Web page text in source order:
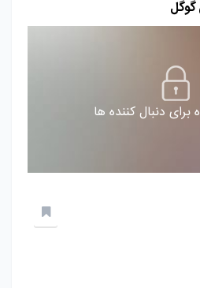
دنبال کننده ها